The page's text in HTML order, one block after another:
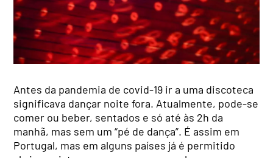
Antes da pandemia de covid-19 ir a uma discoteca
significava dançar noite fora. Atualmente, pode-se
comer ou beber, sentados e só até às 2h da
manhã, mas sem um “pé de dança”. É assim em
Portugal, mas em alguns países já é permitido